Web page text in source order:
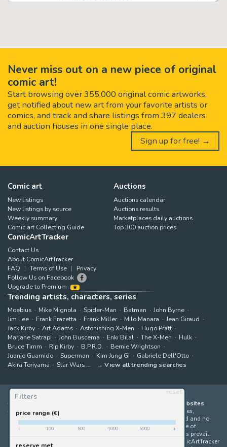
Filters
reset
price range (€)
- 100 500 1000 5000 +
Never miss out on a new piece of original
comic art!
Start browsing over 355,000 original comic artworks,
get notified about new art from your favorite artists or
comics, and track and share listings from 397 dealers
and auction houses in one single place.
Sign up for free! →
Comic art
New listings
New listings by source
Weekly summary
Comic art Collecting Guide
Auctions
Auctions calendar
Auctions results
Marketplaces daily auctions
Top 300 auction prices
ComicArtTracker
Contact Us
About ComicArtTracker
FAQ
Terms of Use
Privacy
Follow Us on Facebook
Upgrade to Premium
Trending artists, characters, series
Moebius Mike Mignola Spider-Man Batman
John Byrne
Jim Lee
Frank Frazetta Frank Miller Milo Manara
Jean Giraud
Jack Kirby
Art Adams Astonishing X-Men
Hugo Pratt
Marjane Satrapi
John Buscema Enki Bilal The X-Men
Hulk
Bruce Timm
Rip Kirby B.P.R.D.
Bernie Wrightson
Juanjo Guarnido
Superman Kim Jung Gi
Gabriele Dell'Otto
Akira Toriyama
Star Wars View all trending searches
ComicArtTracker indexes and aggregates content from 397 websites
offering original comic artworks for sale
(dealers, auction houses,
marketplaces and artists websites). No product can be purchased and no
auction bid can be made on the ComicArtTracker website. In case of
discrepancy between contents, the source website should always prevail.
Some links on ComicArtTracker are affiliate links, meaning ComicArtTracker